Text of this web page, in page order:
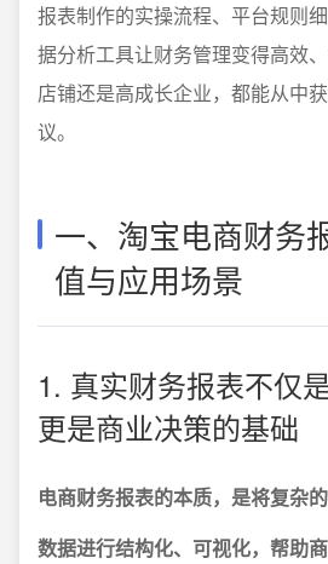
报表制作的实操流程、平台规则
据分析工具让财务管理变得高效
店铺还是高成长企业，都能从中
议。
一、淘宝电商财务
值与应用场景
1. 真实财务报表不仅
更是商业决策的基础
电商财务报表的本质，是将复杂
数据进行结构化、可视化，帮助